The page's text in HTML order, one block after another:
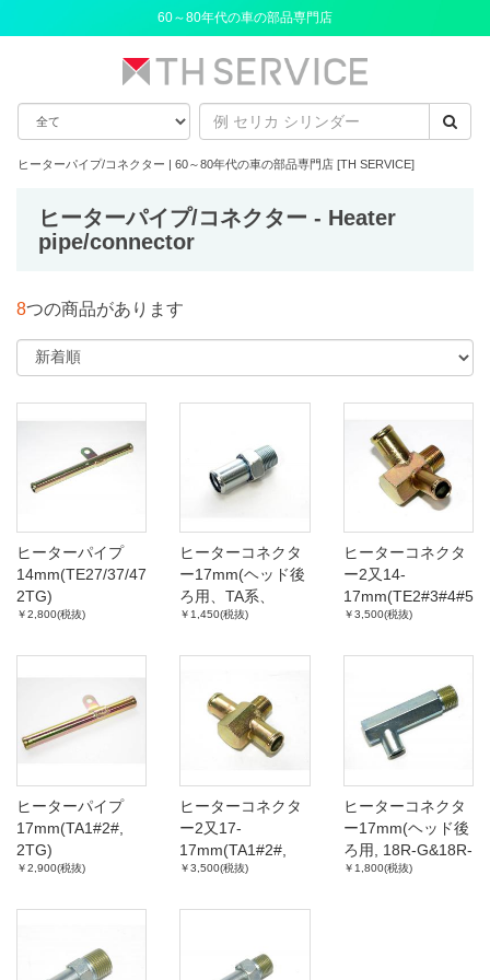
60～80年代の車の部品専門店
ヒーターパイプ/コネクター | 60～80年代の車の部品専門店 [TH SERVICE]
ヒーターパイプ/コネクター - Heater
pipe/connector
8つの商品があります
ヒーターパイプ
14mm(TE27/37/47
2TG)
￥2,800(税抜)
ヒーターコネクタ
ー17mm(ヘッド後
ろ用、TA系、
TE7#系)
￥1,450(税抜)
ヒーターコネクタ
ー2又14-
2TG)
￥3,500(税抜)
ヒーターパイプ
17mm(TA1#2#,
2TG)
￥2,900(税抜)
ヒーターコネクタ
ー2又17-
17mm(TA1#2#,
2TG)
￥3,500(税抜)
ヒーターコネクタ
ー17mm(ヘッド後
ろ用, 18R-G&18R-
GEU)
￥1,800(税抜)